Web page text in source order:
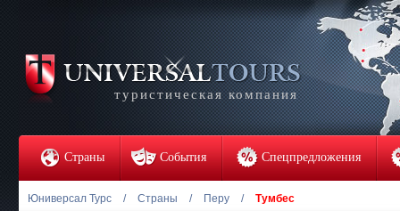
туристическая компания
Страны События Спецпредложения
Юниверсал Турс / Страны / Перу / Тумбес